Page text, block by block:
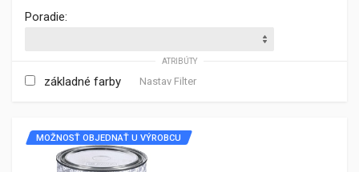
Poradie:
ATRIBÚTY
základné farby Nastav Filter
MOŽNOSŤ OBJEDNAŤ U VÝROBCU